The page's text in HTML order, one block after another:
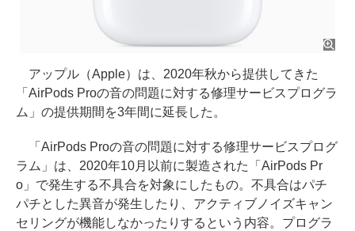
アップル（Apple）は、2020年秋から提供してきた
「AirPods Proの音の問題に対する修理サービスプログラ
ム」の提供期間を3年間に延長した。
「AirPods Proの音の問題に対する修理サービスプログ
ラム」は、2020年10月以前に製造された「AirPods Pr
o」で発生する不具合を対象にしたもの。不具合はパチ
パチとした異音が発生したり、アクティブノイズキャン
セリングが機能しなかったりするという内容。プログラ